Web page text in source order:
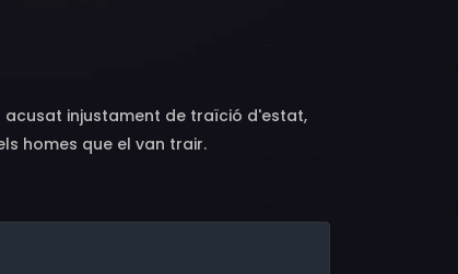
Julie de Bona, Adèle Simphal,
Ducellier, Oscar Lesage,
Jérémie Covillault, Bernard
acusat injustament de traïció d'estat,
homes que el van trair.